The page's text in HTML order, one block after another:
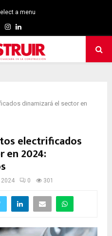
a menu
Instagram
Linkedin
dinamizará el sector en
electrificados
en 2024:
2024 0 301